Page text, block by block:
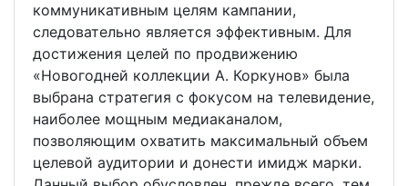
коммуникативным целям кампании,
следовательно является эффективным. Для
достижения целей по продвижению
«Новогодней коллекции А. Коркунов» была
выбрана стратегия с фокусом на телевидение,
наиболее мощным медиаканалом,
позволяющим охватить максимальный объем
целевой аудитории и донести имидж марки.